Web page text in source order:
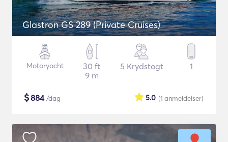
Glastron GS 289 (Private Cruises)
Motoryacht
30 ft
9 m
5 Krydstogt 1
$884/dag (1 anmeldelser)
5.0